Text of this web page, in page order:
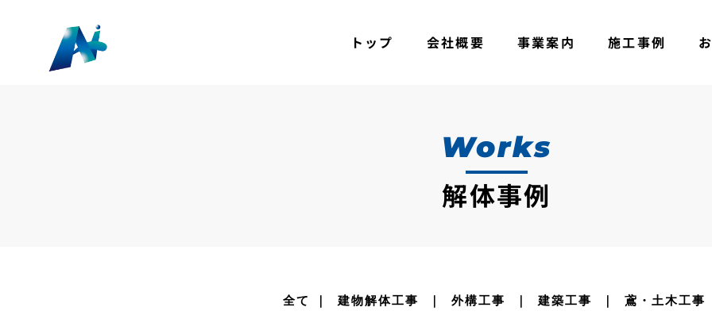
トップ 会社概要 事業案内 施工事例
Works
解体事例
全て ｜ 建物解体工事 ｜ 外構工事 ｜ 建築工事 ｜ 鳶・土木工事